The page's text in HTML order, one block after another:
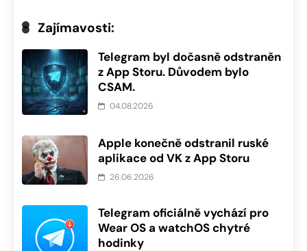
Zajímavosti:
Telegram byl dočasně odstraněn
z App Storu. Důvodem bylo
CSAM.
04.08.2026
Apple konečně odstranil ruské
aplikace od VK z App Storu
26.06.2026
Telegram oficiálně vychází pro
Wear OS a watchOS chytré
hodinky